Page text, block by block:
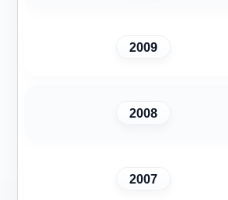
2009
2008
2007